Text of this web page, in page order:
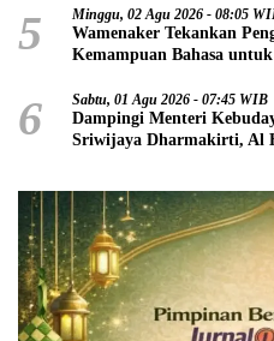
5 Minggu, 02 Agu 2026 - 08:05
Wamenaker Tekankan
Kemampuan Bahasa
6 Sabtu, 01 Agu 2026 - 07:45 WIB
Dampingi Menteri
Sriwijaya Dharmakirti, Al